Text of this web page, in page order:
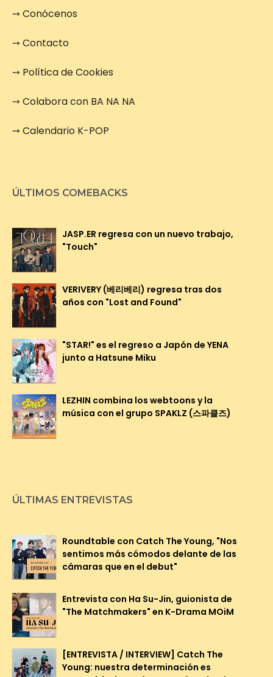
➙Conócenos
➙Contacto
➙ Política de Cookies
➙Colabora con BA NA NA
➙Calendario K-POP
ÚLTIMOS COMEBACKS
JASP.ER regresa con un nuevo trabajo,
"Touch"
VERIVERY (베리베리) regresa tras dos
años con "Lost and Found"
"STAR!" es el regreso a Japón de YENA
junto a Hatsune Miku
LEZHIN combina los webtoons y la
música con el grupo SPAKLZ (스파클즈)
ÚLTIMAS ENTREVISTAS
Roundtable con Catch The Young, "Nos
sentimos más cómodos delante de las
cámaras que en el debut"
Entrevista con Ha Su-Jin, guionista de
"The Matchmakers" en K-Drama MOiM
[ENTREVISTA / INTERVIEW] Catch The
Young: nuestra determinación es